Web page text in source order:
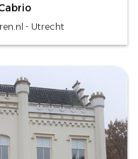
- Utrecht